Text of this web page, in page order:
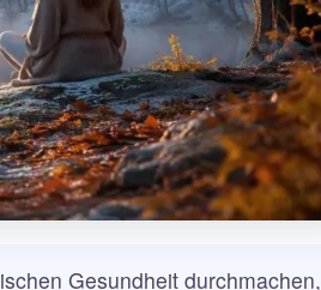
Gesundheit durchmachen,